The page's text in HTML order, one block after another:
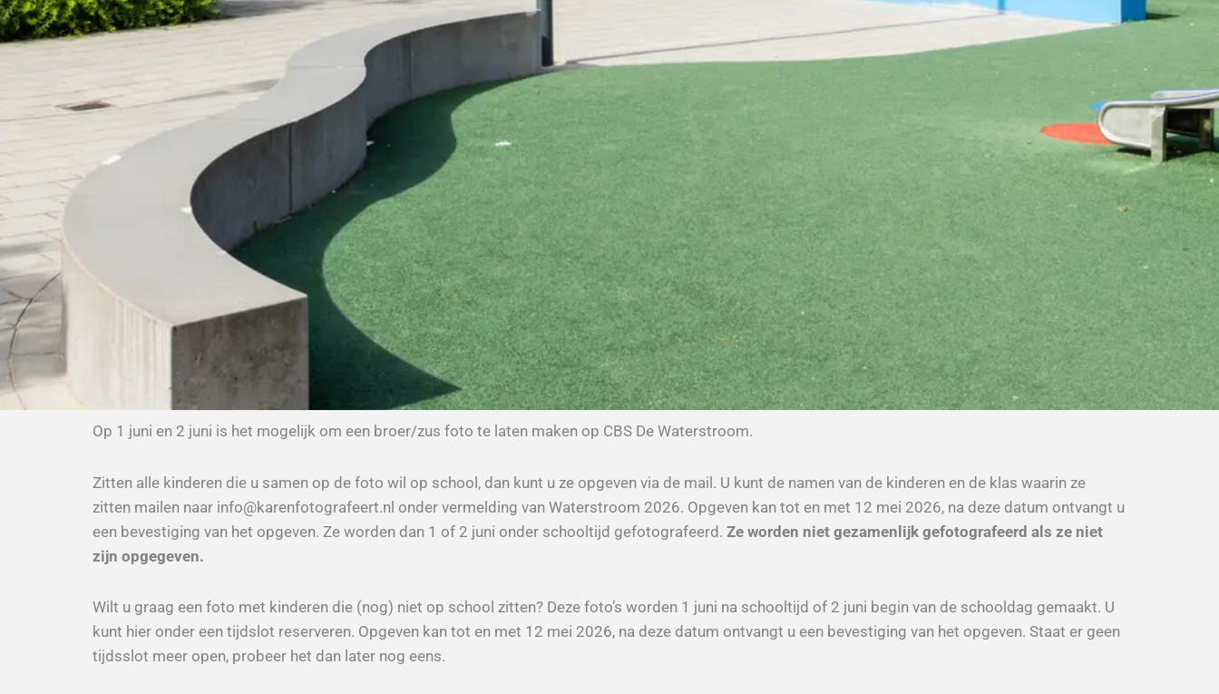
Op 1 juni en 2 juni is het mogelijk om een broer/zus foto te laten maken op CBS De Waterstroom.
Zitten alle kinderen die u samen op de foto wil op school, dan kunt u ze opgeven via de mail. U kunt de namen van de kinderen en de klas waarin ze
zitten mailen naar info@karenfotografeert.nl onder vermelding van Waterstroom 2026. Opgeven kan tot en met 12 mei 2026, na deze datum ontvangt u
een bevestiging van het opgeven. Ze worden dan 1 of 2 juni onder schooltijd gefotografeerd. Ze worden niet gezamenlijk gefotografeerd als ze niet
zijn opgegeven.
Wilt u graag een foto met kinderen die (nog) niet op school zitten? Deze foto’s worden 1 juni na schooltijd of 2 juni begin van de schooldag gemaakt. U
kunt hier onder een tijdslot reserveren. Opgeven kan tot en met 12 mei 2026, na deze datum ontvangt u een bevestiging van het opgeven. Staat er geen
tijdsslot meer open, probeer het dan later nog eens.